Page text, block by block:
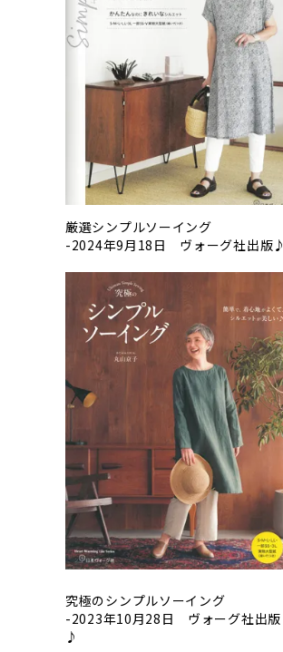
厳選シンプルソーイング
-2024年9月18日 ヴォーグ社出版♪
究極のシンプルソーイング
-2023年10月28日 ヴォーグ社出版
♪